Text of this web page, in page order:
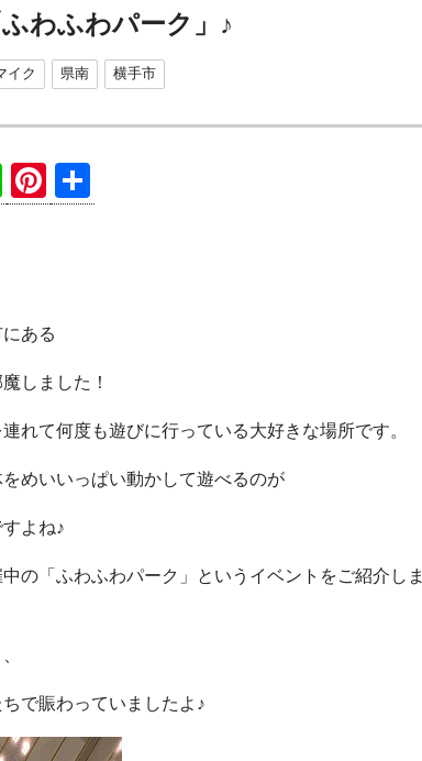
わふわパーク」♪
イク 県南 横手市
Li
n
Pi
nt
st
有
ある
しました！
れて何度も遊びに行っている大好きな場所です。
めいいっぱい動かして遊べるのが
よね♪
の「ふわふわパーク」というイベントをご紹介しま
で賑わっていましたよ♪